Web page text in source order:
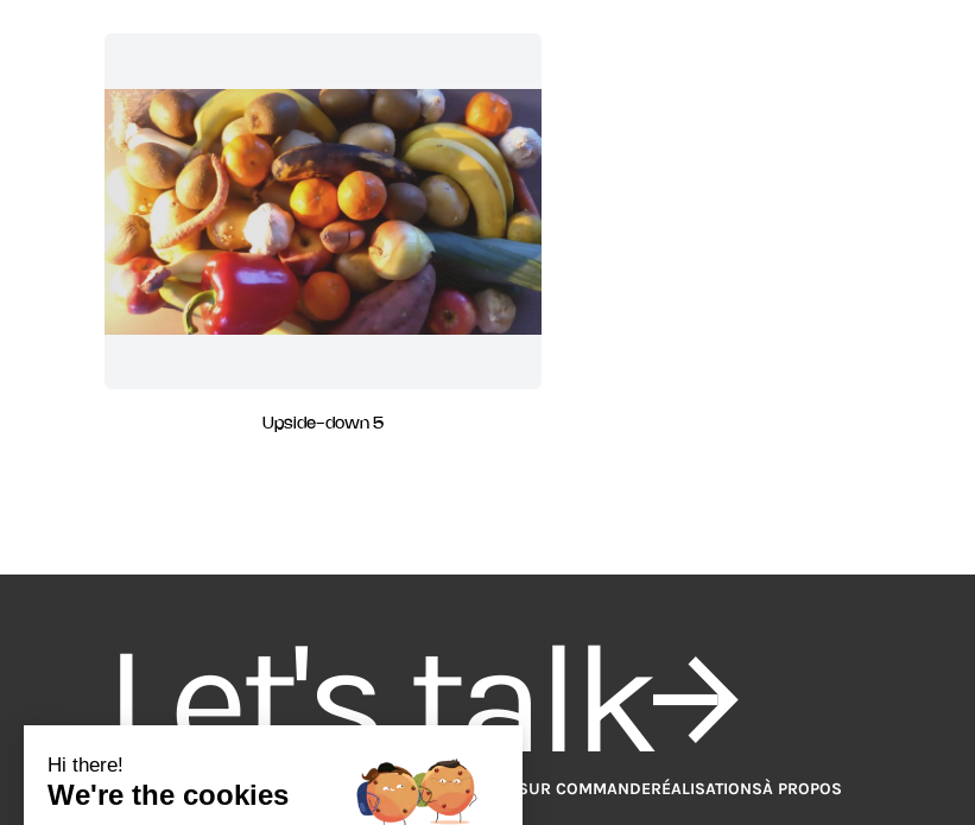
Upside-down 5
Let's talk
ART SUR ÉCRANEXPÉRIENCES ARTISTIQUESŒUVRES SUR COMMANDERÉALISATIONSÀ PROPOS